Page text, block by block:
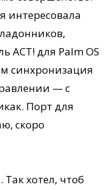
интересовала
ACT! для Palm OS
синхронизация
— с
Порт для
скоро
хотел, чтоб